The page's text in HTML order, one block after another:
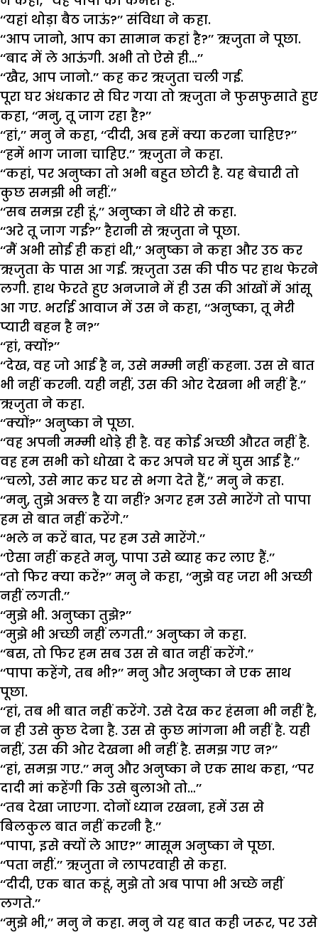
‘‘यहां थोड़ा बैठ जाऊं?’’ संविधा ने कहा.
‘‘आप जानो, आप का सामान कहां है?’’ ऋजुता ने पूछा.
‘‘बाद में ले आऊंगी. अभी तो ऐसे ही…’’
‘‘खैर, आप जानो.’’ कह कर ऋजुता चली गई.
पूरा घर अंधकार से घिर गया तो ऋजुता ने फुसफुसाते हुए
कहा, ‘‘मनु, तू जाग रहा है?’’
‘‘हां,’’ मनु ने कहा, ‘‘दीदी, अब हमें क्या करना चाहिए?’’
‘‘हमें भाग जाना चाहिए.’’ ऋजुता ने कहा.
‘‘कहां, पर अनुष्का तो अभी बहुत छोटी है. यह बेचारी तो
कुछ समझी भी नहीं.’’
‘‘सब समझ रही हूं,’’ अनुष्का ने धीरे से कहा.
‘‘अरे तू जाग गई?’’ हैरानी से ऋजुता ने पूछा.
‘‘मैं अभी सोई ही कहां थी,’’ अनुष्का ने कहा और उठ कर
ऋजुता के पास आ गई. ऋजुता उस की पीठ पर हाथ फेरने
लगी. हाथ फेरते हुए अनजाने में ही उस की आंखों में आंसू
आ गए. भर्राई आवाज में उस ने कहा, ‘‘अनुष्का, तू मेरी
प्यारी बहन है न?’’
‘‘हां, क्यों?’’
‘‘देख, वह जो आई है न, उसे मम्मी नहीं कहना. उस से बात
भी नहीं करनी. यही नहीं, उस की ओर देखना भी नहीं है.’’
ऋजुता ने कहा.
‘‘क्यों?’’ अनुष्का ने पूछा.
‘‘वह अपनी मम्मी थोड़े ही है. वह कोई अच्छी औरत नहीं है.
वह हम सभी को धोखा दे कर अपने घर में घुस आई है.’’
‘‘चलो, उसे मार कर घर से भगा देते हैं,’’ मनु ने कहा.
‘‘मनु, तुझे अक्ल है या नहीं? अगर हम उसे मारेंगे तो पापा
हम से बात नहीं करेंगे.’’
‘‘भले न करें बात, पर हम उसे मारेंगे.’’
‘‘ऐसा नहीं कहते मनु, पापा उसे ब्याह कर लाए हैं.’’
‘‘तो फिर क्या करें?’’ मनु ने कहा, ‘‘मुझे वह जरा भी अच्छी
नहीं लगती.’’
‘‘मुझे भी. अनुष्का तुझे?’’
‘‘मुझे भी अच्छी नहीं लगती.’’ अनुष्का ने कहा.
‘‘बस, तो फिर हम सब उस से बात नहीं करेंगे.’’
‘‘पापा कहेंगे, तब भी?’’ मनु और अनुष्का ने एक साथ
पूछा.
‘‘हां, तब भी बात नहीं करेंगे. उसे देख कर हंसना भी नहीं है,
न ही उसे कुछ देना है. उस से कुछ मांगना भी नहीं है. यही
नहीं, उस की ओर देखना भी नहीं है. समझ गए न?’’
‘‘हां, समझ गए.’’ मनु और अनुष्का ने एक साथ कहा, ‘‘पर
दादी मां कहेंगी कि उसे बुलाओ तो…’’
‘‘तब देखा जाएगा. दोनों ध्यान रखना, हमें उस से
बिलकुल बात नहीं करनी है.’’
‘‘पापा, इसे क्यों ले आए?’’ मासूम अनुष्का ने पूछा.
‘‘पता नहीं.’’ ऋजुता ने लापरवाही से कहा.
‘‘दीदी, एक बात कहूं, मुझे तो अब पापा भी अच्छे नहीं
लगते.’’
‘‘मुझे भी,’’ मनु ने कहा. मनु ने यह बात कही जरूर, पर उसे